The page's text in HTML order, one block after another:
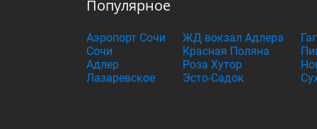
Популярное
Аэропорт Сочи
Сочи
Адлер
Лазаревское
ЖД вокзал Адлера
Красная Поляна
Роза Хутор
Эсто-Садок